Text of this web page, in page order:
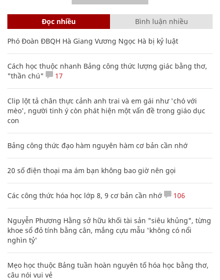
Đọc nhiều Bình luận nhiều
Phó Đoàn ĐBQH Hà Giang Vương Ngọc Hà bị kỷ luật
Cách học thuộc nhanh Bảng công thức lượng giác bằng thơ,
"thần chú"
17
Clip lột tả chân thực cảnh anh trai và em gái như 'chó với
mèo', người tinh ý còn phát hiện một vấn đề trong giáo dục
con
Bảng công thức đạo hàm nguyên hàm cơ bản cần nhớ
20 số điện thoại ma ám bạn không bao giờ nên gọi
Các công thức hóa học lớp 8, 9 cơ bản cần nhớ 106
Nguyễn Phương Hằng sở hữu khối tài sản "siêu khủng", từng
khoe sổ đỏ tính bằng cân, mắng cựu mẫu 'không có nổi
nghìn tỷ'
Mẹo học thuộc Bảng tuần hoàn nguyên tố hóa học bằng thơ,
câu nói vui vẻ